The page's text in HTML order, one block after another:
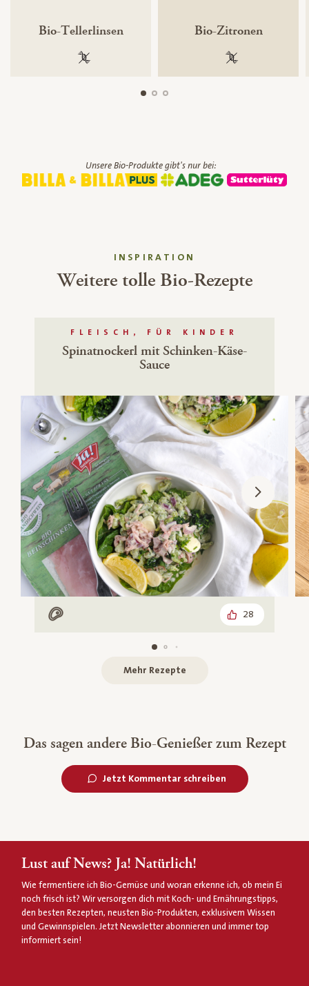
Bio-Tellerlinsen
100 % gentechnikfrei
Bio-Zitronen
100 %
Unsere Bio-Produkte gibt's nur bei:
INSPIRATION
Weitere tolle Bio-Rezepte
FLEISCH, FÜR KINDER
Spinatnockerl mit Schinken-Käse-
Sauce
Mit Fleisch 28
Mehr Rezepte
Das sagen andere Bio-Genießer zum Rezept
Jetzt Kommentar schreiben
Lust auf News? Ja! Natürlich!
Wie fermentiere ich Bio-Gemüse und woran erkenne ich, ob mein Ei
noch frisch ist? Wir versorgen dich mit Koch- und Ernährungstipps,
den besten Rezepten, neusten Bio-Produkten, exklusivem Wissen
und Gewinnspielen. Jetzt Newsletter abonnieren und immer top
informiert sein!